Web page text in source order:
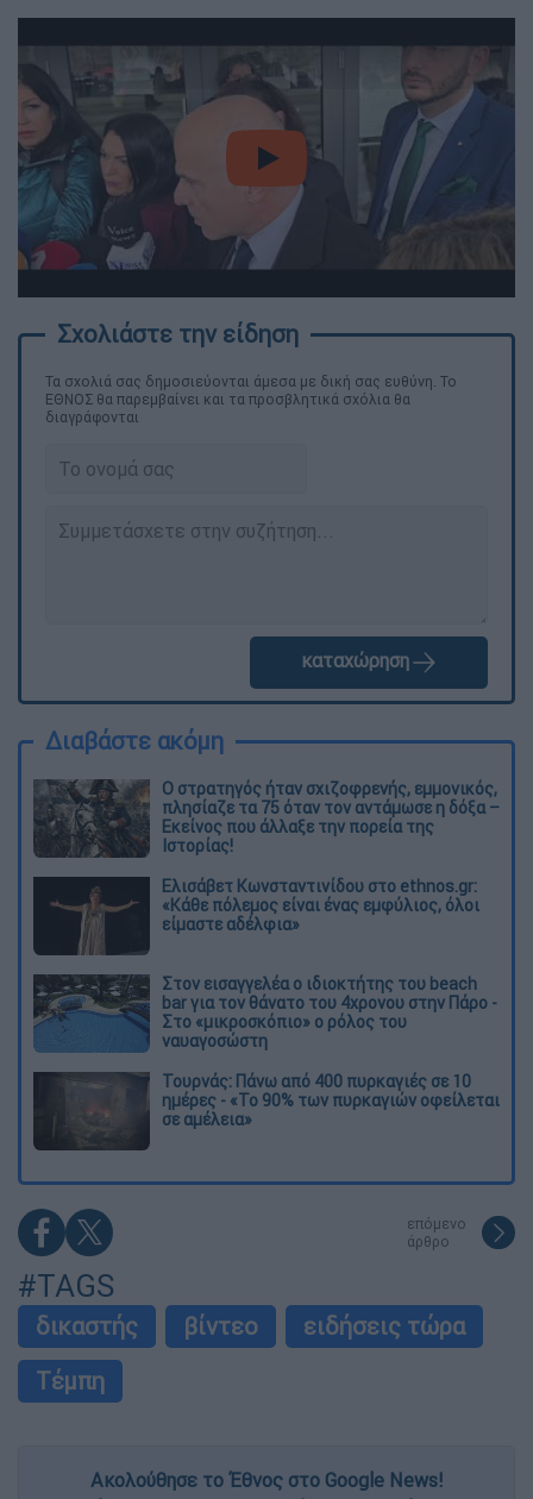
video
Τα σχολιά σας δημοσιεύονται άμεσα με δική σας ευθύνη. Το
ΕΘΝΟΣ θα παρεμβαίνει και τα προσβλητικά σχόλια θα
διαγράφονται
καταχώρηση
Διαβάστε ακόμη
O στρατηγός ήταν σχιζοφρενής, εμμονικός,
πλησίαζε τα 75 όταν τον αντάμωσε η δόξα –
Εκείνος που άλλαξε την πορεία της
Ιστορίας!
Ελισάβετ Κωνσταντινίδου στο ethnos.gr:
«Κάθε πόλεμος είναι ένας εμφύλιος, όλοι
είμαστε αδέλφια»
Στον εισαγγελέα ο ιδιοκτήτης του beach
bar για τον θάνατο του 4χρονου στην Πάρο -
Στο «μικροσκόπιο» ο ρόλος του
ναυαγοσώστη
Τουρνάς: Πάνω από 400 πυρκαγιές σε 10
ημέρες - «Το 90% των πυρκαγιών οφείλεται
σε αμέλεια»
επόμενο
άρθρο
#TAGS
δικαστής βίντεο
ειδήσεις τώρα
Τέμπη
Ακολούθησε το Έθνος στο Google News!